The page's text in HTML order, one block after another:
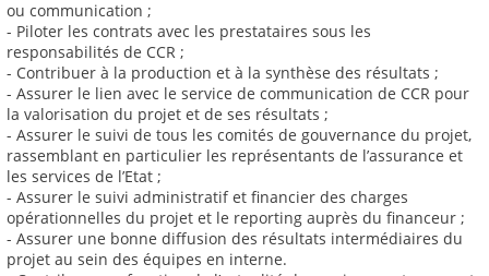
ou communication ;
- Piloter les contrats avec les prestataires sous les
responsabilités de CCR ;
- Contribuer à la production et à la synthèse des résultats ;
- Assurer le lien avec le service de communication de CCR pour
la valorisation du projet et de ses résultats ;
- Assurer le suivi de tous les comités de gouvernance du projet,
rassemblant en particulier les représentants de l’assurance et
les services de l’Etat ;
- Assurer le suivi administratif et financier des charges
opérationnelles du projet et le reporting auprès du financeur ;
- Assurer une bonne diffusion des résultats intermédiaires du
projet au sein des équipes en interne.